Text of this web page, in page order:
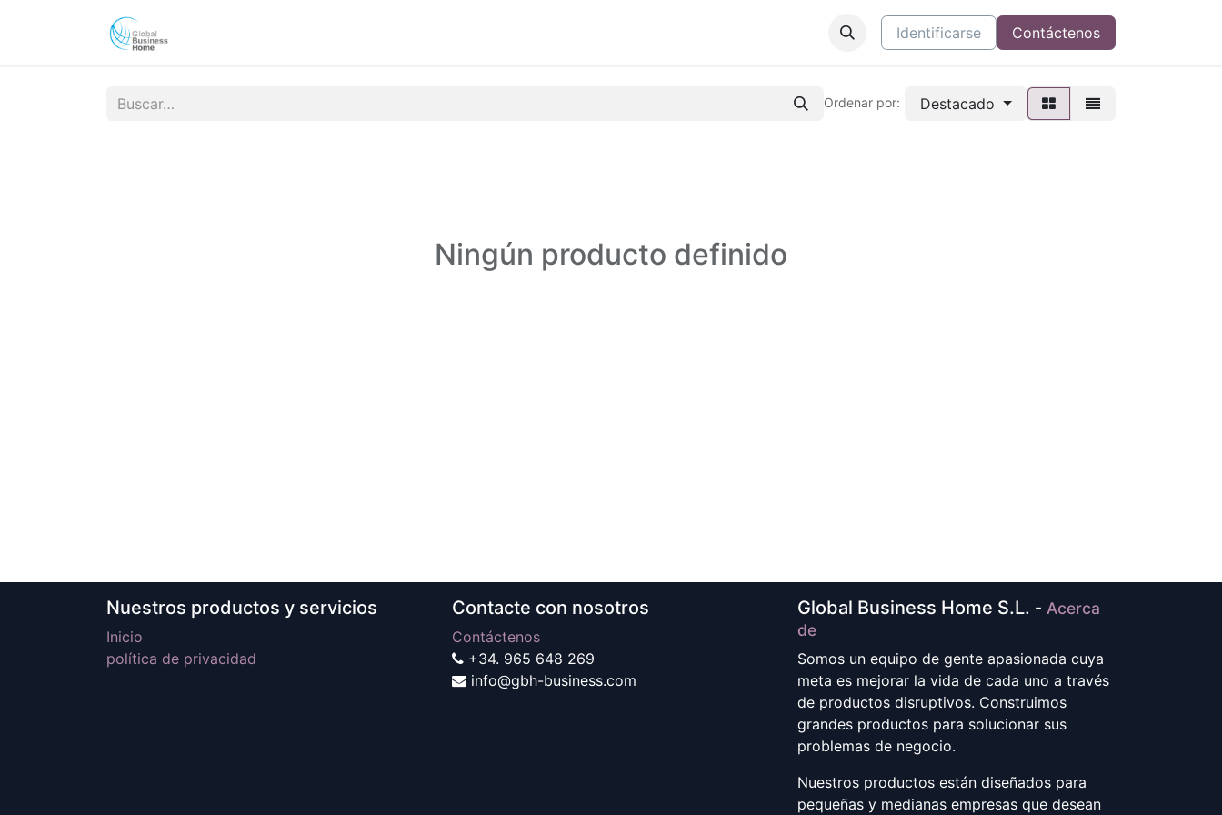
Identificarse Contáctenos
Ordenar por: Destacado
Ningún producto definido
Nuestros productos y servicios
Inicio
política de privacidad
Contacte con nosotros
Contáctenos
+34. ‭965 648 269
info@gbh-business.com
Global Business Home S.L. - Acerca
de
Somos un equipo de gente apasionada cuya
meta es mejorar la vida de cada uno a través
de productos disruptivos. Construimos
grandes productos para solucionar sus
problemas de negocio.
Nuestros productos están diseñados para
pequeñas y medianas empresas que desean